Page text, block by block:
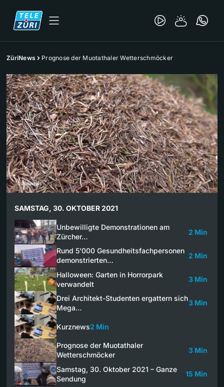
ZüriNews Prognose der Muotathaler Wetterschmöcker
SAMSTAG, 30. OKTOBER 2021
Unbewilligte Demonstrationen am
Zürcher…
2 Min
Rund 5'000 Gesundheitsfachpersonen
demonstrierten…
2 Min
Halloween: Garten in Horrorpark
verwandelt
3 Min
Drei Architekt-Studenten ergattern sich
Mega…
3 Min
Kurznews2 Min
Prognose der Muotathaler
Wetterschmöcker
3 Min
Samstag, 30. Oktober 2021 – Ganze
Sendung
15 Min